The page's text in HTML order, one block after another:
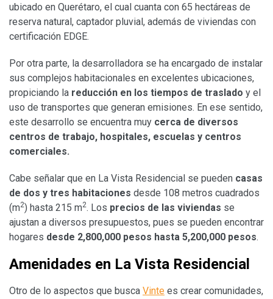
ubicado en Querétaro, el cual cuanta con 65 hectáreas de
reserva natural, captador pluvial, además de viviendas con
certificación EDGE.
Por otra parte, la desarrolladora se ha encargado de instalar
sus complejos habitacionales en excelentes ubicaciones,
propiciando la reducción en los tiempos de traslado y el
uso de transportes que generan emisiones. En ese sentido,
este desarrollo se encuentra muy cerca de diversos
centros de trabajo, hospitales, escuelas y centros
comerciales.
Cabe señalar que en La Vista Residencial se pueden casas
de dos y tres habitaciones desde 108 metros cuadrados
(m2) hasta 215 m2. Los precios de las viviendas se
ajustan a diversos presupuestos, pues se pueden encontrar
hogares desde 2,800,000 pesos hasta 5,200,000 pesos.
Amenidades en La Vista Residencial
Otro de lo aspectos que busca Vinte es crear comunidades,